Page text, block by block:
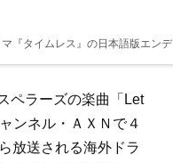
『タイムレス』の日本語版エン
ペラーズの楽曲「Let
ンネル・ＡＸＮで４
放送される海外ドラ